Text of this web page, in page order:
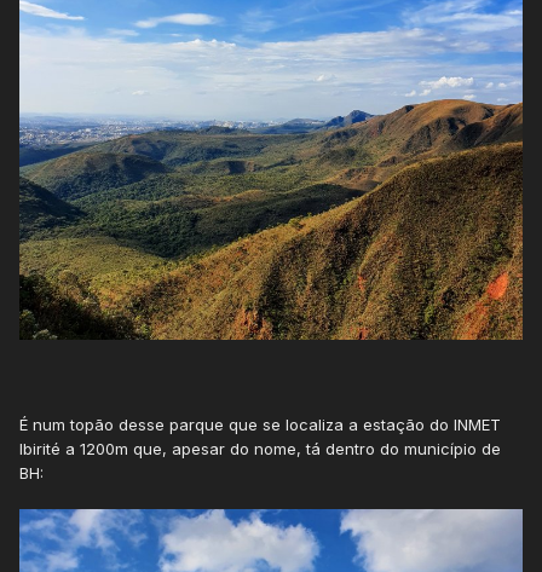
É num topão desse parque que se localiza a estação do INMET
Ibirité a 1200m que, apesar do nome, tá dentro do município de
BH: